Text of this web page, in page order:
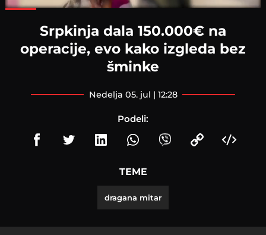
Srpkinja dala 150.000€ na
operacije, evo kako izgleda bez
šminke
nedelja 05. jul | 12:28
Podeli:
TEME
dragana mitar